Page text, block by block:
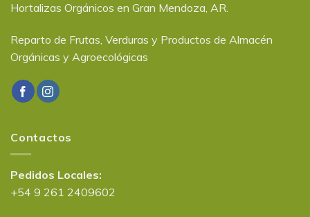
Hortalizas Orgánicos en Gran Mendoza, AR.
Reparto de Frutas, Verduras y Productos de Almacén
Orgánicas y Agroecológicas
Contactos
Pedidos Locales:
+54 9 261 2409602